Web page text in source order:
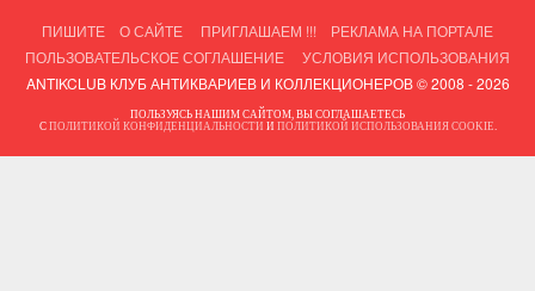
ПИШИТЕ О САЙТЕ ПРИГЛАШАЕМ !!!
РЕКЛАМА НА ПОРТАЛЕ
ПОЛЬЗОВАТЕЛЬСКОЕ СОГЛАШЕНИЕ
УСЛОВИЯ ИСПОЛЬЗОВАНИЯ
ANTIKCLUB КЛУБ АНТИКВАРИЕВ И КОЛЛЕКЦИОНЕРОВ © 2008 - 2026
ПОЛЬЗУЯСЬ НАШИМ САЙТОМ, ВЫ СОГЛАШАЕТЕСЬ
С ПОЛИТИКОЙ КОНФИДЕНЦИАЛЬНОСТИ И ПОЛИТИКОЙ ИСПОЛЬЗОВАНИЯ COOKIE